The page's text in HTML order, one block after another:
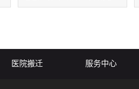
中的那么简单。在搬运过程一般
医院搬迁 服务中心